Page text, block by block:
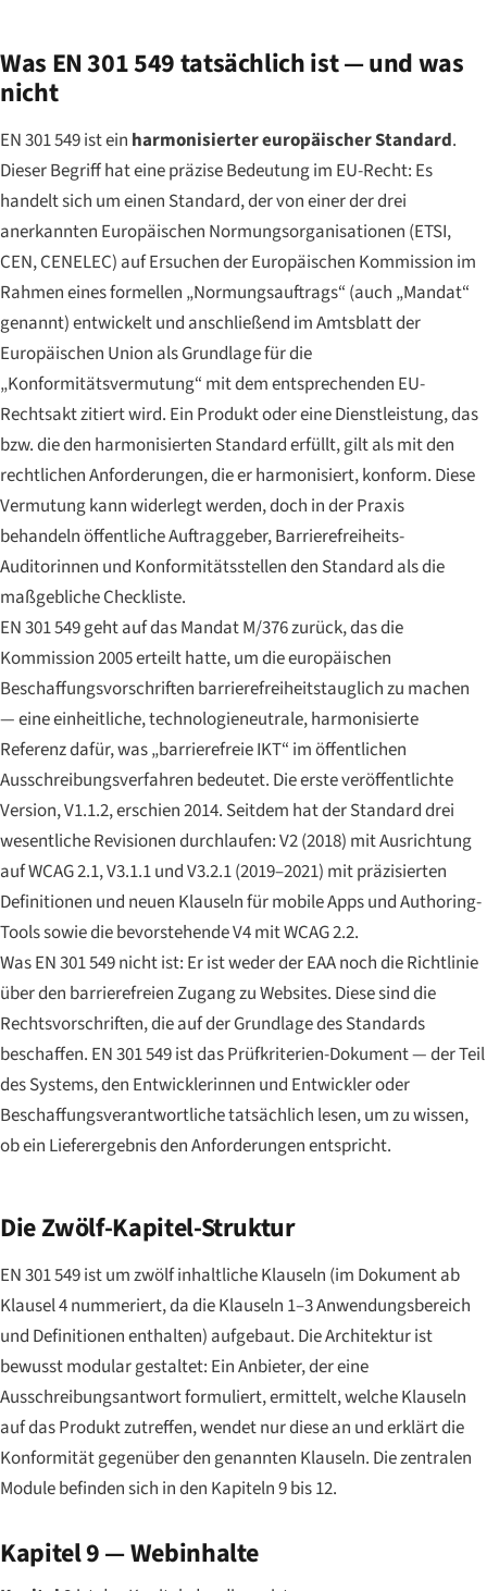
Was EN 301 549 tatsächlich ist — und was
nicht
EN 301 549 ist ein harmonisierter europäischer Standard.
Dieser Begriff hat eine präzise Bedeutung im EU-Recht: Es
handelt sich um einen Standard, der von einer der drei
anerkannten Europäischen Normungsorganisationen (ETSI,
CEN, CENELEC) auf Ersuchen der Europäischen Kommission im
Rahmen eines formellen „Normungsauftrags“ (auch „Mandat“
genannt) entwickelt und anschließend im Amtsblatt der
Europäischen Union als Grundlage für die
„Konformitätsvermutung“ mit dem entsprechenden EU-
Rechtsakt zitiert wird. Ein Produkt oder eine Dienstleistung, das
bzw. die den harmonisierten Standard erfüllt, gilt als mit den
rechtlichen Anforderungen, die er harmonisiert, konform. Diese
Vermutung kann widerlegt werden, doch in der Praxis
behandeln öffentliche Auftraggeber, Barrierefreiheits-
Auditorinnen und Konformitätsstellen den Standard als die
maßgebliche Checkliste.
EN 301 549 geht auf das Mandat M/376 zurück, das die
Kommission 2005 erteilt hatte, um die europäischen
Beschaffungsvorschriften barrierefreiheitstauglich zu machen
— eine einheitliche, technologieneutrale, harmonisierte
Referenz dafür, was „barrierefreie IKT“ im öffentlichen
Ausschreibungsverfahren bedeutet. Die erste veröffentlichte
Version, V1.1.2, erschien 2014. Seitdem hat der Standard drei
wesentliche Revisionen durchlaufen: V2 (2018) mit Ausrichtung
auf WCAG 2.1, V3.1.1 und V3.2.1 (2019–2021) mit präzisierten
Definitionen und neuen Klauseln für mobile Apps und Authoring-
Tools sowie die bevorstehende V4 mit WCAG 2.2.
Was EN 301 549 nicht ist: Er ist weder der EAA noch die Richtlinie
über den barrierefreien Zugang zu Websites. Diese sind die
Rechtsvorschriften, die auf der Grundlage des Standards
beschaffen. EN 301 549 ist das Prüfkriterien-Dokument — der Teil
des Systems, den Entwicklerinnen und Entwickler oder
Beschaffungsverantwortliche tatsächlich lesen, um zu wissen,
ob ein Lieferergebnis den Anforderungen entspricht.
Die Zwölf-Kapitel-Struktur
EN 301 549 ist um zwölf inhaltliche Klauseln (im Dokument ab
Klausel 4 nummeriert, da die Klauseln 1–3 Anwendungsbereich
und Definitionen enthalten) aufgebaut. Die Architektur ist
bewusst modular gestaltet: Ein Anbieter, der eine
Ausschreibungsantwort formuliert, ermittelt, welche Klauseln
auf das Produkt zutreffen, wendet nur diese an und erklärt die
Konformität gegenüber den genannten Klauseln. Die zentralen
Module befinden sich in den Kapiteln 9 bis 12.
Kapitel 9 — Webinhalte